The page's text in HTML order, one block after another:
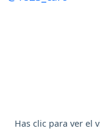
Has clic para ver el